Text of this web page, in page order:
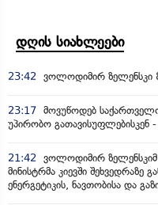
დღის სიახლეები
23:42 ვოლოდიმირ ზელენსკი 8
23:17 მოვუწოდებ
უპირობო გათავისუფლებისკენ
21:42
ვოლოდიმირ ზელენსკიმ
მინისტრმა კიევში შეხვედრაზე
ენერგეტიკის, ნავთობისა და